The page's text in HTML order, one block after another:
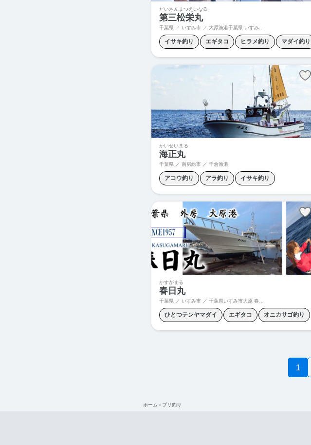
だいさんまつえいなる
第三松栄丸
千葉県 ／ いすみ市 ／ 大原漁港千葉県 いすみ市 大原10105
イサキ釣り エギタコ ヒラメ釣り マダイ釣り
マダコ釣り 五目釣り
かいせいまる
海正丸
千葉県 ／ 南房総市 ／ 千倉漁港
アコウ釣り アラ釣り イサキ釣り
オニカサゴ釣り カンパチ釣り シマアジ釣り
スルメイカ釣り ヒラメ釣り
マダイ釣り メバル釣り ヤリイカ釣り
ワラサ釣り
かすがまる
春日丸
千葉県 ／ いすみ市 ／ 千葉県いすみ市大原 春日丸船着き場 漁港埋立地
ひとつテンヤマダイ エギタコ オニカサゴ釣り
コマセイサキ ショウサイフグ釣り ヒラメ釣り
1
ホーム › ブリ釣り